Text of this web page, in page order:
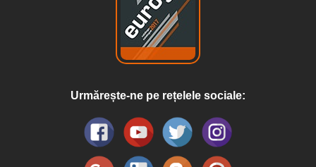
Urmărește-ne pe rețelele sociale: